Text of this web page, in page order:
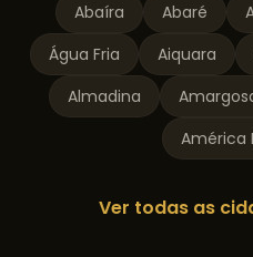
Abaíra Abaré
Água Fria
Aiquara
Almadina
América
Ver todas as